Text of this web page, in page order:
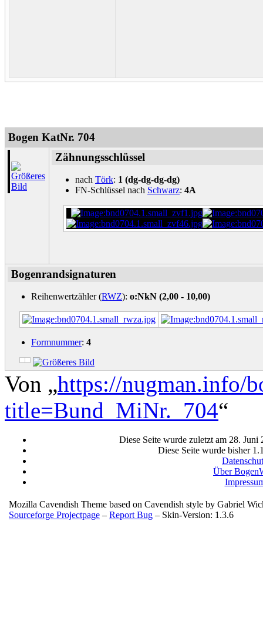
Bogen KatNr. 704
Zähnungsschlüssel
nach Törk: 1 (dg-dg-dg-dg)
FN-Schlüssel nach Schwarz: 4A
Bogenrandsignaturen
Reihenwertzähler (RWZ): o:NkN (2,00 - 10,00)
Formnummer: 4
Von „https://nugman.info/
title=Bund_MiNr._704“
Diese Seite wurde zuletzt am 28.
Diese Seite wurde bisher
Über
Mozilla Cavendish Theme based on Cavendish style by Gabriel
Sourceforge Projectpage – Report Bug – Skin-Version: 1.3.6